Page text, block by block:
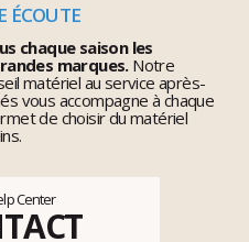
ÉCOUTE
chaque saison les
marques.Notre
matériel au service après-
vous accompagne à chaque
de choisir du matériel
Center